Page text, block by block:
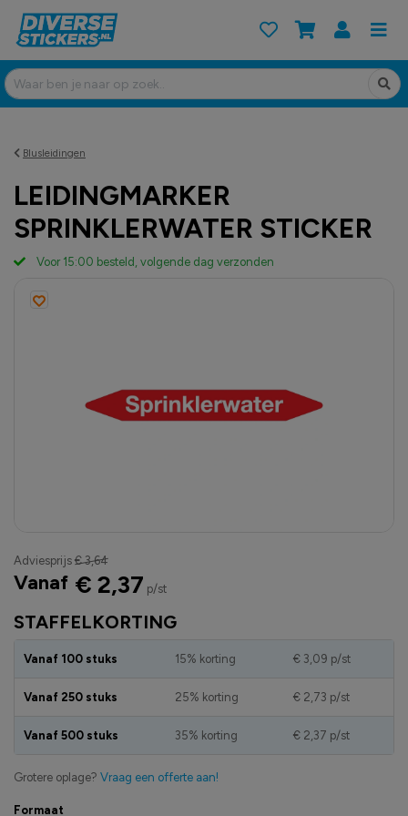
Blusleidingen
LEIDINGMARKER
SPRINKLERWATER STICKER
Formaat
STAFFELKORTING
Vanaf 100 stuks 15% korting € 3,09 p/st
Vanaf 250 stuks 25% korting € 2,73 p/st
Vanaf 500 stuks 35% korting € 2,37 p/st
Grotere oplage? Vraag een offerte aan!
Adviesprijs € 3,64
Vanaf € 2,37 p/st
Voor 15:00 besteld, volgende dag verzonden